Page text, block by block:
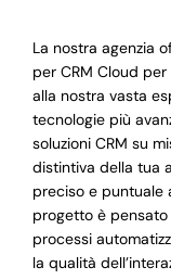
La nostra agenzia
per CRM Cloud
alla nostra vasta
tecnologie più
soluzioni CRM su
distintiva della tua
preciso e puntuale
progetto è
processi
la qualità